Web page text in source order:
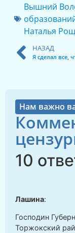
Вышний
Наталья
НАЗАД
Нам важно
10
Лашина:
Господин
Торжокский